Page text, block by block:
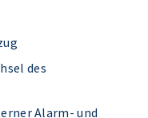
des
Alarm- und